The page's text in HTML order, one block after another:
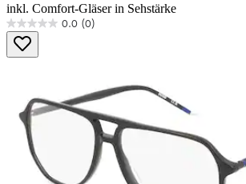
inkl. Comfort-Gläser in Sehstärke
0.0 (0)
0.0
von
5